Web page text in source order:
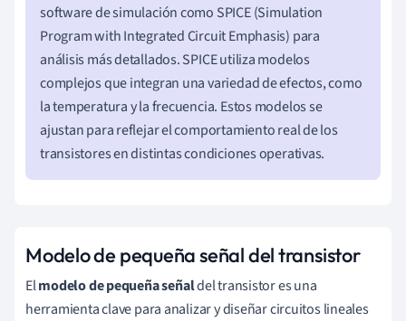
software de simulación como SPICE (Simulation
Program with Integrated Circuit Emphasis) para
análisis más detallados. SPICE utiliza modelos
complejos que integran una variedad de efectos, como
la temperatura y la frecuencia. Estos modelos se
ajustan para reflejar el comportamiento real de los
transistores en distintas condiciones operativas.
Modelo de pequeña señal del transistor
Elmodelo de pequeña señaldel transistor es una
herramienta clave para analizar y diseñar circuitos lineales